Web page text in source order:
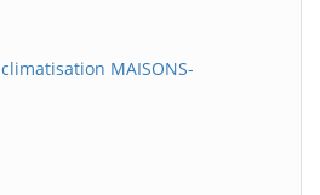
MAISONS-